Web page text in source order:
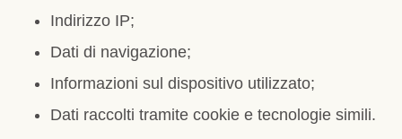
Indirizzo IP;
Dati di navigazione;
Informazioni sul dispositivo utilizzato;
Dati raccolti tramite cookie e tecnologie simili.